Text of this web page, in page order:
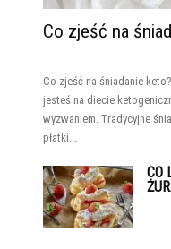
Co zjeść na
Co zjeść na śniadanie
jesteś na diecie
wyzwaniem. Tradycyjne
płatki...
CO